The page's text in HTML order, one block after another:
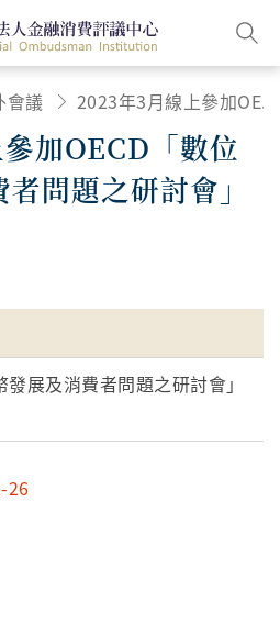
會議 2023年3月線上參加OECD「數位貨幣發展及消費者問題之研討會」
加OECD「數位
問題之研討會」
發展及消費者問題之研討會」
26